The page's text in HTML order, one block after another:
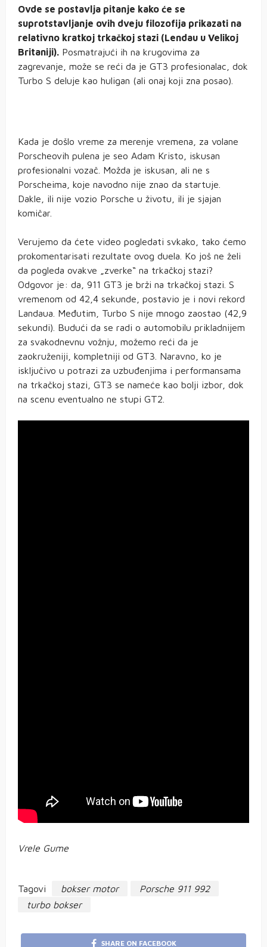
Ovde se postavlja pitanje kako će se
suprotstavljanje ovih dveju filozofija prikazati na
relativno kratkoj trkačkoj stazi (Lendau u Velikoj
Britaniji). Posmatrajući ih na krugovima za
zagrevanje, može se reći da je GT3 profesionalac, dok
Turbo S deluje kao huligan (ali onaj koji zna posao).
Kada je došlo vreme za merenje vremena, za volane
Porscheovih pulena je seo Adam Kristo, iskusan
profesionalni vozač. Možda je iskusan, ali ne s
Porscheima, koje navodno nije znao da startuje.
Dakle, ili nije vozio Porsche u životu, ili je sjajan
komičar.
Verujemo da ćete video pogledati svkako, tako ćemo
prokomentarisati rezultate ovog duela. Ko još ne želi
da pogleda ovakve „zverke“ na trkačkoj stazi?
Odgovor je: da, 911 GT3 je brži na trkačkoj stazi. S
vremenom od 42,4 sekunde, postavio je i novi rekord
Landaua. Međutim, Turbo S nije mnogo zaostao (42,9
sekundi). Budući da se radi o automobilu prikladnijem
za svakodnevnu vožnju, možemo reći da je
zaokruženiji, kompletniji od GT3. Naravno, ko je
isključivo u potrazi za uzbuđenjima i performansama
na trkačkoj stazi, GT3 se nameće kao bolji izbor, dok
na scenu eventualno ne stupi GT2.
Vrele Gume
Tagovi bokser motor
Porsche 911 992
turbo bokser
SHARE ON FACEBOOK